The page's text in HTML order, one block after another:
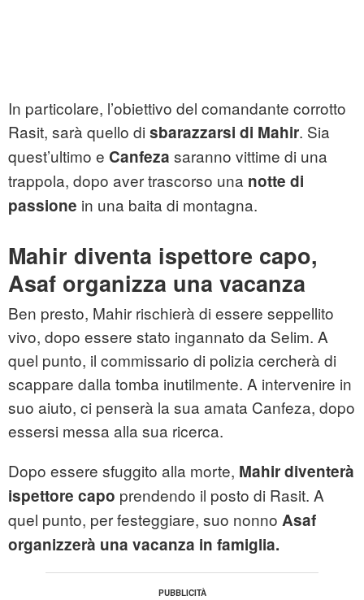
In particolare, l’obiettivo del comandante corrotto
Rasit, sarà quello di sbarazzarsi di Mahir. Sia
quest’ultimo e Canfeza saranno vittime di una
trappola, dopo aver trascorso una notte di
passione in una baita di montagna.
Mahir diventa ispettore capo,
Asaf organizza una vacanza
Ben presto, Mahir rischierà di essere seppellito
vivo, dopo essere stato ingannato da Selim. A
quel punto, il commissario di polizia cercherà di
scappare dalla tomba inutilmente. A intervenire in
suo aiuto, ci penserà la sua amata Canfeza, dopo
essersi messa alla sua ricerca.
Dopo essere sfuggito alla morte, Mahir diventerà
ispettore capo prendendo il posto di Rasit. A
quel punto, per festeggiare, suo nonno Asaf
organizzerà una vacanza in famiglia.